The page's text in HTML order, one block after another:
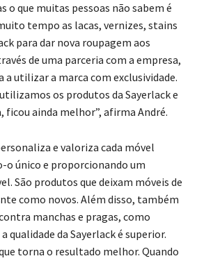
o que muitas pessoas não sabem é
tempo as lacas, vernizes, stains
para dar nova roupagem aos
de uma parceria com a empresa,
a utilizar a marca com exclusividade.
os produtos da Sayerlack e
ficou ainda melhor”, afirma André.
e valoriza cada móvel
único e proporcionando um
São produtos que deixam móveis de
como novos. Além disso, também
manchas e pragas, como
qualidade da Sayerlack é superior.
torna o resultado melhor. Quando